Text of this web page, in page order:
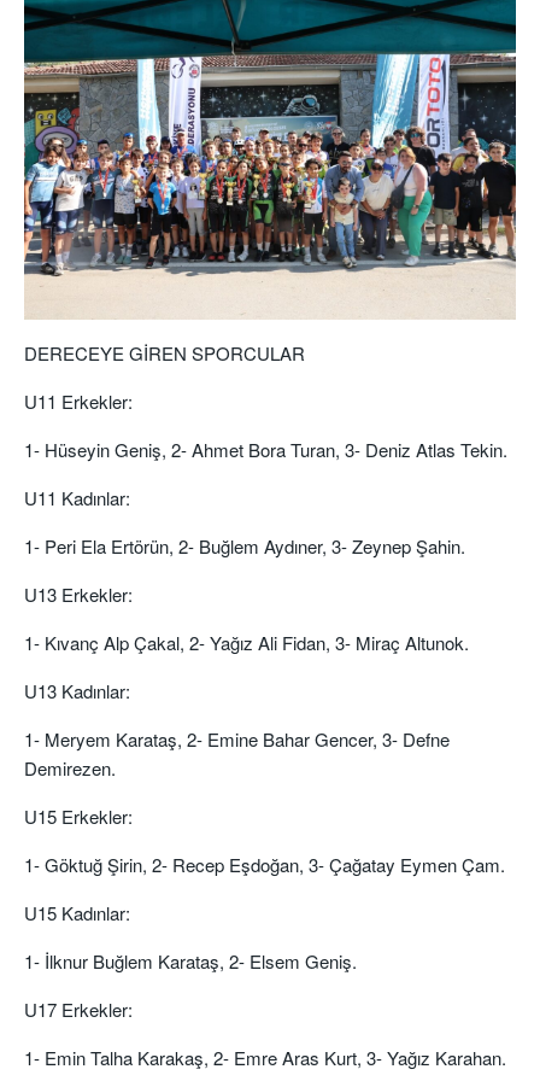
DERECEYE GİREN SPORCULAR
U11 Erkekler:
1- Hüseyin Geniş, 2- Ahmet Bora Turan, 3- Deniz Atlas Tekin.
U11 Kadınlar:
1- Peri Ela Ertörün, 2- Buğlem Aydıner, 3- Zeynep Şahin.
U13 Erkekler:
1- Kıvanç Alp Çakal, 2- Yağız Ali Fidan, 3- Miraç Altunok.
U13 Kadınlar:
1- Meryem Karataş, 2- Emine Bahar Gencer, 3- Defne
Demirezen.
U15 Erkekler:
1- Göktuğ Şirin, 2- Recep Eşdoğan, 3- Çağatay Eymen Çam.
U15 Kadınlar:
1- İlknur Buğlem Karataş, 2- Elsem Geniş.
U17 Erkekler:
1- Emin Talha Karakaş, 2- Emre Aras Kurt, 3- Yağız Karahan.